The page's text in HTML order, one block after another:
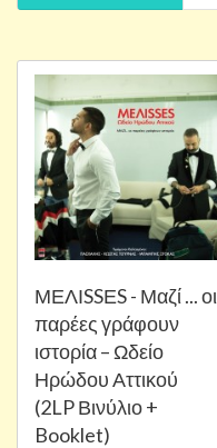
ΜΕΛΙSSΕS - Μαζί ... οι
παρέες γράφουν
ιστορία – Ωδείο
Ηρώδου Αττικού
(2LP Βινύλιο +
Booklet)